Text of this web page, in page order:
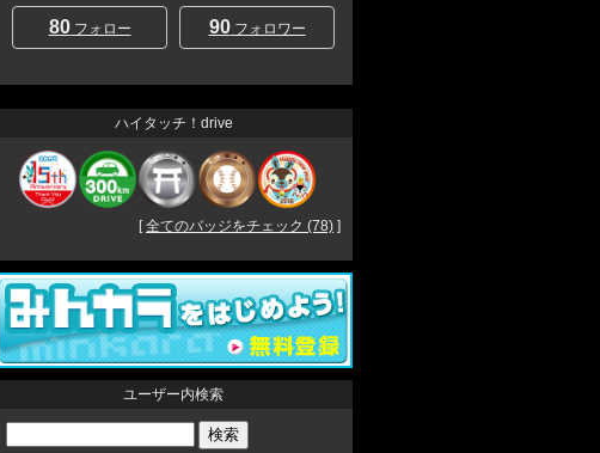
80フォロー 90フォロワー
ハイタッチ！drive
[全てのバッジをチェック (78) ]
ユーザー内検索